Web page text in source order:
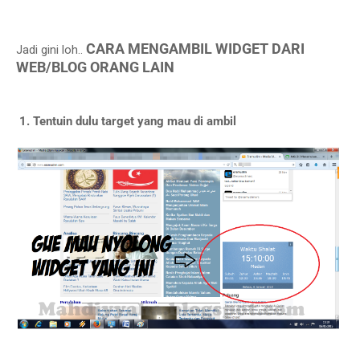
Jadi gini loh.. CARA MENGAMBIL WIDGET DARI
WEB/BLOG ORANG LAIN
1. Tentuin dulu target yang mau di ambil